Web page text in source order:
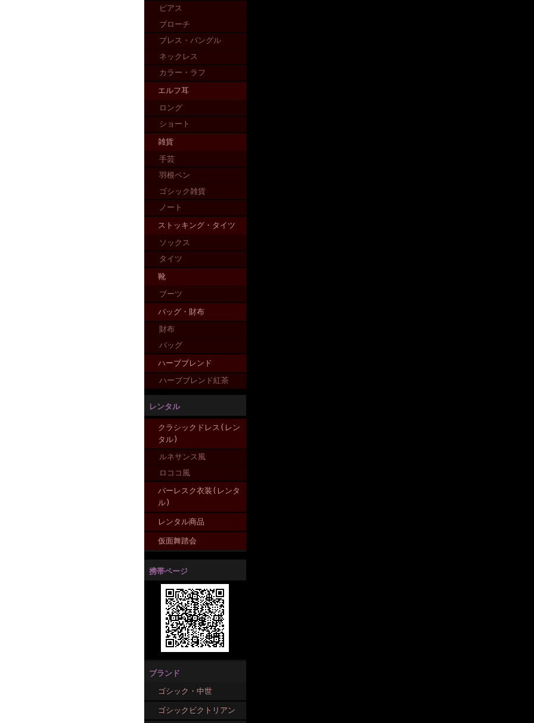
ピアス
ブローチ
ブレス・バングル
ネックレス
カラー・ラフ
エルフ耳
ロング
ショート
雑貨
手芸
羽根ペン
ゴシック雑貨
ノート
ストッキング・タイツ
ソックス
タイツ
靴
ブーツ
バッグ・財布
財布
バッグ
ハーブブレンド
ハーブブレンド紅茶
レンタル
クラシックドレス(レン
タル)
ルネサンス風
ロココ風
バーレスク衣装(レンタ
ル)
レンタル商品
仮面舞踏会
携帯ページ
ブランド
ゴシック・中世
ゴシックビクトリアン